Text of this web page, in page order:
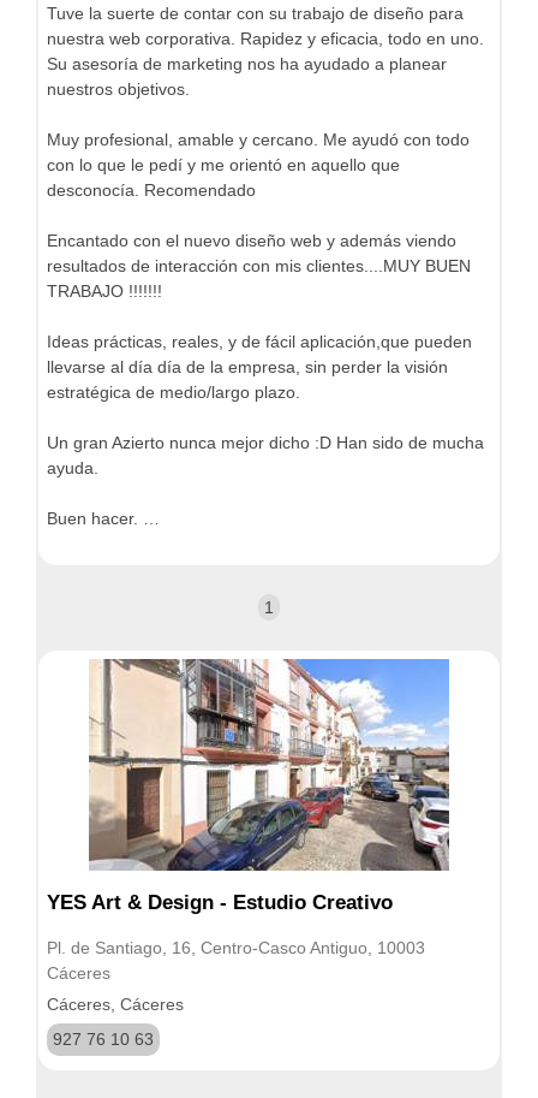
Tuve la suerte de contar con su trabajo de diseño para
nuestra web corporativa. Rapidez y eficacia, todo en uno.
Su asesoría de marketing nos ha ayudado a planear
nuestros objetivos.
Muy profesional, amable y cercano. Me ayudó con todo
con lo que le pedí y me orientó en aquello que
desconocía. Recomendado
Encantado con el nuevo diseño web y además viendo
resultados de interacción con mis clientes....MUY BUEN
TRABAJO !!!!!!!
Ideas prácticas, reales, y de fácil aplicación,que pueden
llevarse al día día de la empresa, sin perder la visión
estratégica de medio/largo plazo.
Un gran Azierto nunca mejor dicho :D Han sido de mucha
ayuda.
Buen hacer. …
1
YES Art & Design - Estudio Creativo
Pl. de Santiago, 16, Centro-Casco Antiguo, 10003
Cáceres
Cáceres, Cáceres
927 76 10 63